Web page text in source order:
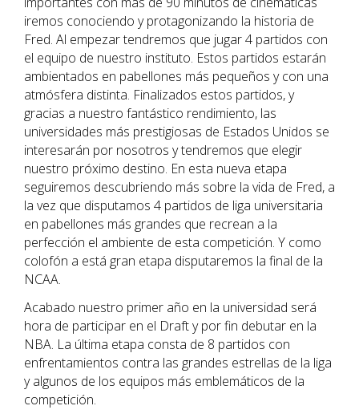
iremos conociendo y protagonizando la historia de
Fred. Al empezar tendremos que jugar 4 partidos con
el equipo de nuestro instituto. Estos partidos estarán
ambientados en pabellones más pequeños y con una
atmósfera distinta. Finalizados estos partidos, y
gracias a nuestro fantástico rendimiento, las
universidades más prestigiosas de Estados Unidos se
interesarán por nosotros y tendremos que elegir
nuestro próximo destino. En esta nueva etapa
seguiremos descubriendo más sobre la vida de Fred, a
la vez que disputamos 4 partidos de liga universitaria
en pabellones más grandes que recrean a la
perfección el ambiente de esta competición. Y como
colofón a está gran etapa disputaremos la final de la
NCAA.
Acabado nuestro primer año en la universidad será
hora de participar en el Draft y por fin debutar en la
NBA. La última etapa consta de 8 partidos con
enfrentamientos contra las grandes estrellas de la liga
y algunos de los equipos más emblemáticos de la
competición.